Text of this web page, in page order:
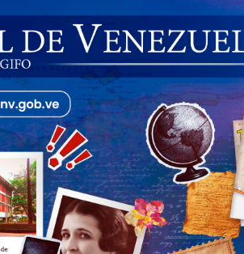
V, Caracas 09 de marzo de 2006 N° 38.394